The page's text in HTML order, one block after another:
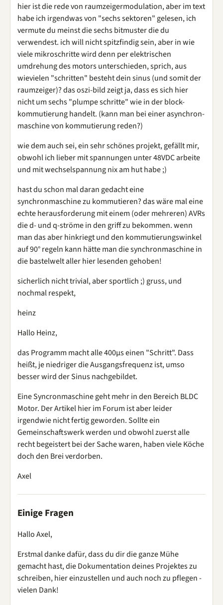
hier ist die rede von raumzeigermodulation, aber im text
habe ich irgendwas von "sechs sektoren" gelesen, ich
vermute du meinst die sechs bitmuster die du
verwendest. ich will nicht spitzfindig sein, aber in wie
viele mikroschritte wird denn per elektrischen
umdrehung des motors unterschieden, sprich, aus
wievielen "schritten" besteht dein sinus (und somit der
raumzeiger)? das oszi-bild zeigt ja, dass es sich hier
nicht um sechs "plumpe schritte" wie in der block-
kommutierung handelt. (kann man bei einer asynchron-
maschine von kommutierung reden?)
wie dem auch sei, ein sehr schönes projekt, gefällt mir,
obwohl ich lieber mit spannungen unter 48VDC arbeite
und mit wechselspannung nix am hut habe ;)
hast du schon mal daran gedacht eine
synchronmaschine zu kommutieren? das wäre mal eine
echte herausforderung mit einem (oder mehreren) AVRs
die d- und q-ströme in den griff zu bekommen. wenn
man das aber hinkriegt und den kommutierungswinkel
auf 90° regeln kann hätte man die synchronmaschine in
die bastelwelt aller hier lesenden gehoben!
sicherlich nicht trivial, aber sportlich ;) gruss, und
nochmal respekt,
heinz
Hallo Heinz,
das Programm macht alle 400µs einen "Schritt". Dass
heißt, je niedriger die Ausgangsfrequenz ist, umso
besser wird der Sinus nachgebildet.
Eine Syncronmaschine geht mehr in den Bereich BLDC
Motor. Der Artikel hier im Forum ist aber leider
irgendwie nicht fertig geworden. Sollte ein
Gemeinschaftswerk werden und obwohl zuerst alle
recht begeistert bei der Sache waren, haben viele Köche
doch den Brei verdorben.
Axel
Einige Fragen
Hallo Axel,
Erstmal danke dafür, dass du dir die ganze Mühe
gemacht hast, die Dokumentation deines Projektes zu
schreiben, hier einzustellen und auch noch zu pflegen -
vielen Dank!